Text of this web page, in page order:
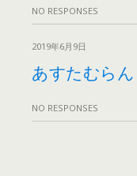
NO RESPONSES
2019年6月9日
あすたむら
NO RESPONSES